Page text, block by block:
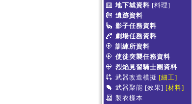
地下城資料 [料理]
遺跡資料
影子任務資料
劇場任務資料
訓練所資料
使徒突襲任務資料
烈焰見習騎士團資料
武器改造模擬 [細工]
武器聚能 [效果] [材料]
製衣樣本